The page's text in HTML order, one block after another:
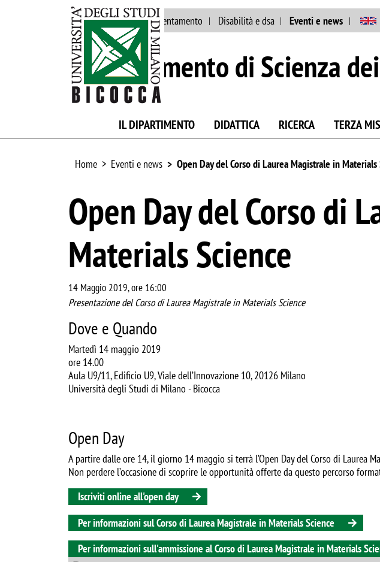
Ateneo Staff Orientamento Disabilità e dsa Eventi e news
Dipartimento di Scienza
IL DIPARTIMENTO DIDATTICA RICERCA TERZA
Home Eventi e news Open Day del Corso di Laurea Magistrale in Materials
Open Day del Corso di
Materials Science
14 Maggio 2019, ore 16:00
Presentazione del Corso di Laurea Magistrale in Materials Science
Dove e Quando
Martedì 14 maggio 2019
ore 14.00
Aula U9/11, Edificio U9, Viale dell’Innovazione 10, 20126 Milano
Università degli Studi di Milano - Bicocca
Open Day
A partire dalle ore 14, il giorno 14 maggio si terrà l’Open Day del Corso di Laurea
Non perdere l’occasione di scoprire le opportunità offerte da questo percorso
Iscriviti online all'open day
Per informazioni sul Corso di Laurea Magistrale in Materials Science
Per informazioni sull'ammissione al Corso di Laurea Magistrale in Materials